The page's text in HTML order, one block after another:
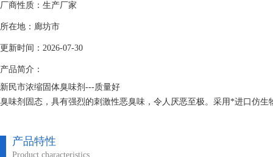
厂商性质：生产厂家
所在地：廊坊市
更新时间：2026-07-30
产品简介：
新民市浓缩固体臭味剂---质量好
臭味剂固态，具有强烈的刺激性恶臭味，令人厌恶至极。采用*进口仿
产品特性
Product characteristics